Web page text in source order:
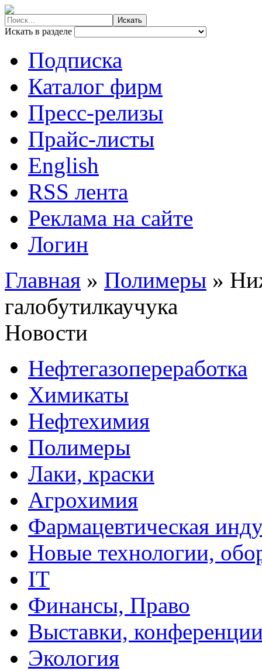
Искать в разделе
Подписка
Каталог фирм
Пресс-релизы
Прайс-листы
English
RSS лента
Реклама на сайте
Логин
Главная » Полимеры »
галобутилкаучука
Новости
Нефтегазопереработка
Химикаты
Нефтехимия
Полимеры
Лаки, краски
Агрохимия
Фармацевтическая
Новые технологии,
IT
Финансы, Право
Выставки,
Экология